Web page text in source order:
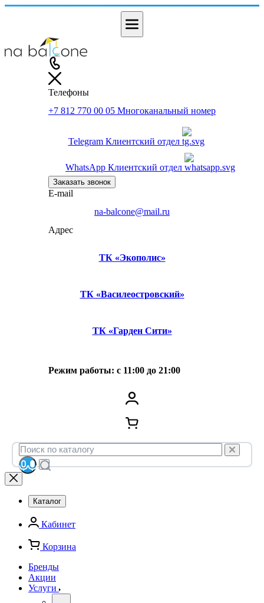
Телефоны
+7 812 770 00 05 Многоканальный номер
Telegram Клиентский отдел
WhatsApp Клиентский отдел
Заказать звонок
E-mail
na-balcone@mail.ru
Адрес
ТК «Экополис»
ТК «Василеостровский»
ТК «Гарден Сити»
Режим работы: с 11:00 до 21:00
Каталог
Кабинет
Корзина
Бренды
Акции
Услуги